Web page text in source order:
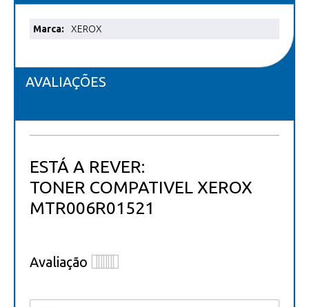
Mais
XEROX
AVALIAÇÕES
ESTÁ A REVER:
TONER COMPATIVEL XEROX
MTR006R01521
Avaliação